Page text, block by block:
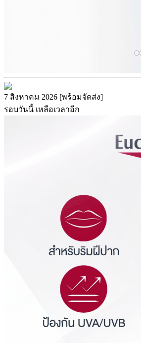
7 สิงหาคม 2026 [พร้อมจัดส่ง]
รอบวันนี้ เหลือเวลาอีก